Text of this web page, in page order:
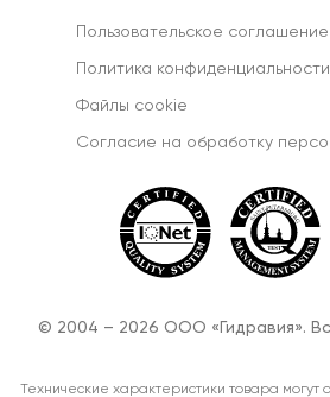
Пользовательское соглашение
Политика конфиденциальности
Файлы cookie
Согласиe на обработку
© 2004 – 2026 ООО «Гидравия».
Технические характеристики товара могут